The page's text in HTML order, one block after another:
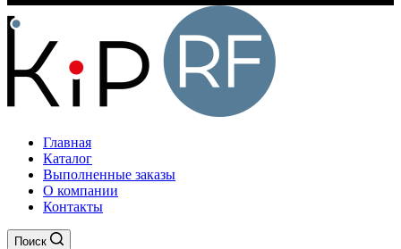
Главная
Каталог
Выполненные заказы
О компании
Контакты
Поиск